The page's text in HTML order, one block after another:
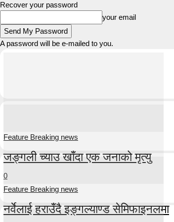
Recover your password
your email
A password will be e-mailed to you.
Feature Breaking news
जङ्गली च्याउ खाँदा एक जनाको मृत्यु
0
Feature Breaking news
नर्वेलाई हराउँदै इङ्गल्याण्ड सेमिफाइनलमा